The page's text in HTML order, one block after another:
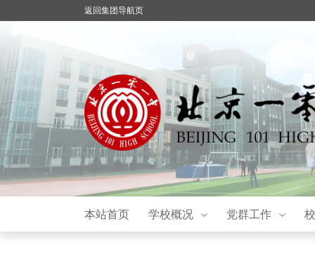
返回集团导航页
本站首页 学校概况 党群工作